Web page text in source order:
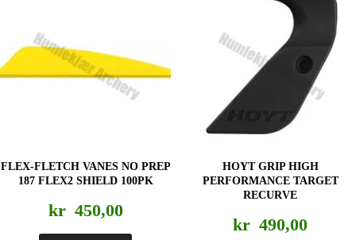
FLEX-FLETCH VANES NO PREP
187 FLEX2 SHIELD 100PK
kr 450,00
HOYT GRIP HIGH
PERFORMANCE TARGET
RECURVE
kr 490,00